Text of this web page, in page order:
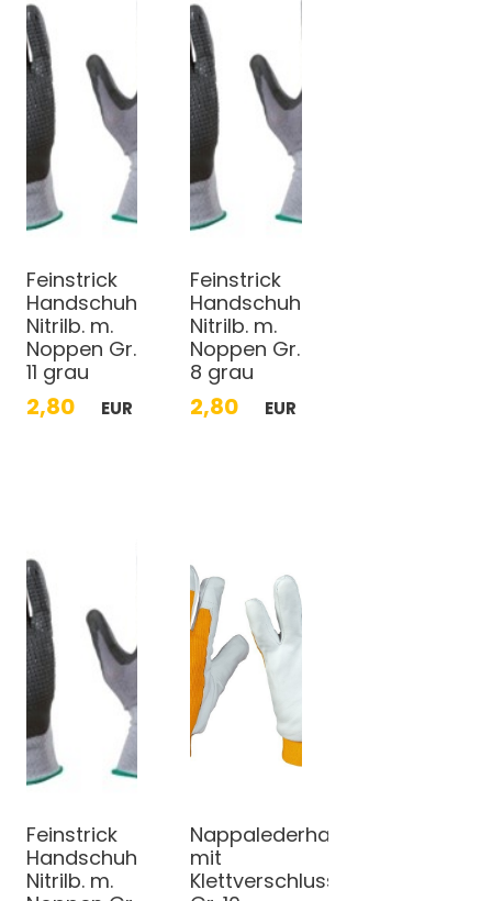
Feinstrick
Handschuh
Nitrilb. m.
Noppen Gr.
11 grau
2,80 EUR
Feinstrick
Handschuh
Nitrilb. m.
Noppen Gr.
8 grau
2,80 EUR
Feinstrick
Handschuh
Nitrilb. m.
Nappalederhandschuhe
mit
Klettverschluss